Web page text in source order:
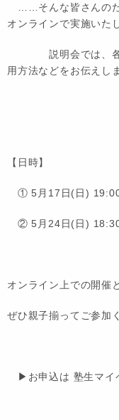
……そんな皆さんのた
オンラインで実施いた
説明会では、各プ
用方法などをお伝えし
【日時】
① 5月17日(日)
② 5月24日(日)
オンライン上での開催
ぜひ親子揃ってご参加
▶お申込は 塾生マイ